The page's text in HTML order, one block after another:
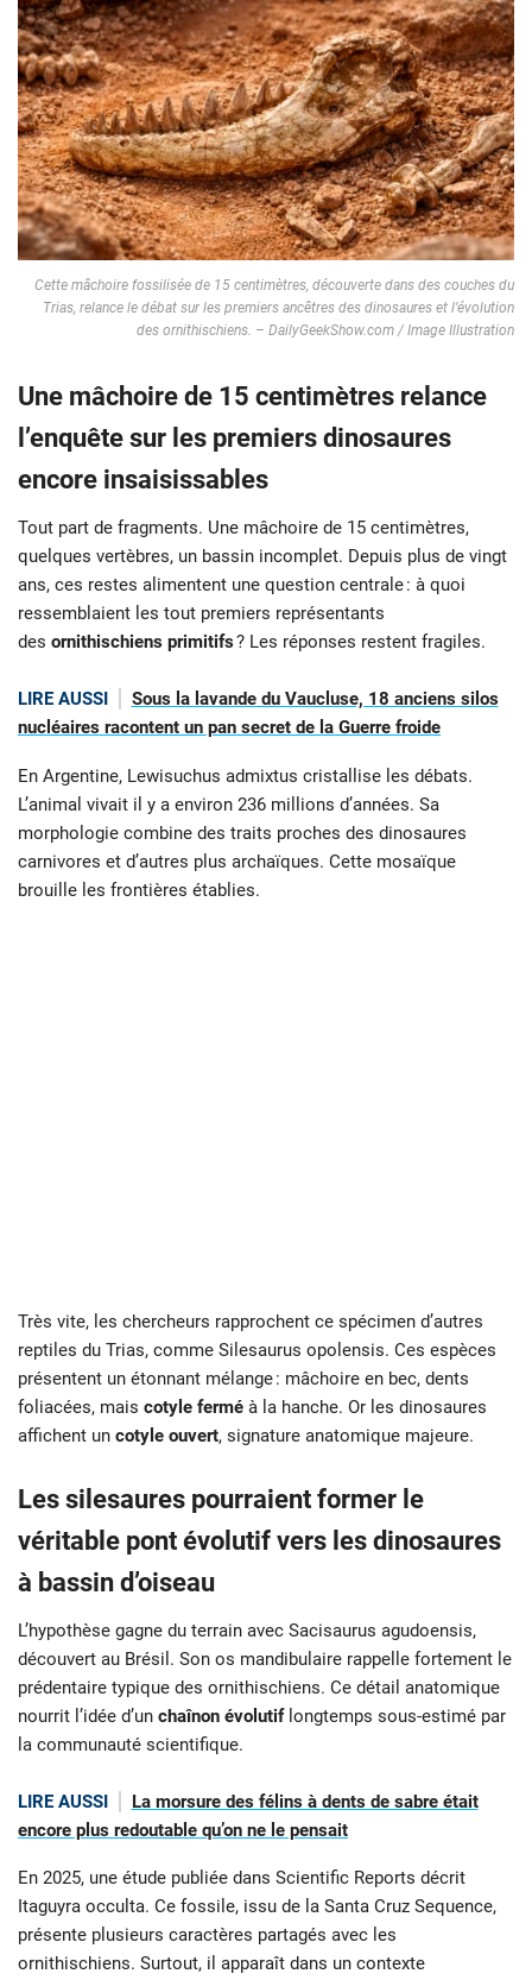
Cette mâchoire fossilisée de 15 centimètres, découverte dans des couches du
Trias, relance le débat sur les premiers ancêtres des dinosaures et l’évolution
des ornithischiens. – DailyGeekShow.com / Image Illustration
Une mâchoire de 15 centimètres relance
l’enquête sur les premiers dinosaures
encore insaisissables
Tout part de fragments. Une mâchoire de 15 centimètres,
quelques vertèbres, un bassin incomplet. Depuis plus de vingt
ans, ces restes alimentent une question centrale : à quoi
ressemblaient les tout premiers représentants
des ornithischiens primitifs? Les réponses restent fragiles.
LIRE AUSSI
Sous la lavande du Vaucluse, 18 anciens silos
nucléaires racontent un pan secret de la Guerre froide
En Argentine, Lewisuchus admixtus cristallise les débats.
L’animal vivait il y a environ 236 millions d’années. Sa
morphologie combine des traits proches des dinosaures
carnivores et d’autres plus archaïques. Cette mosaïque
brouille les frontières établies.
Très vite, les chercheurs rapprochent ce spécimen d’autres
reptiles du Trias, comme Silesaurus opolensis. Ces espèces
présentent un étonnant mélange : mâchoire en bec, dents
foliacées, mais cotyle fermé à la hanche. Or les dinosaures
affichent un cotyle ouvert, signature anatomique majeure.
Les silesaures pourraient former le
véritable pont évolutif vers les dinosaures
à bassin d’oiseau
L’hypothèse gagne du terrain avec Sacisaurus agudoensis,
découvert au Brésil. Son os mandibulaire rappelle fortement le
prédentaire typique des ornithischiens. Ce détail anatomique
nourrit l’idée d’un chaînon évolutiflongtemps sous-estimé par
la communauté scientifique.
LIRE AUSSI
La morsure des félins à dents de sabre était
encore plus redoutable qu’on ne le pensait
En 2025, une étude publiée dans Scientific Reports décrit
Itaguyra occulta. Ce fossile, issu de la Santa Cruz Sequence,
présente plusieurs caractères partagés avec les
ornithischiens. Surtout, il apparaît dans un contexte